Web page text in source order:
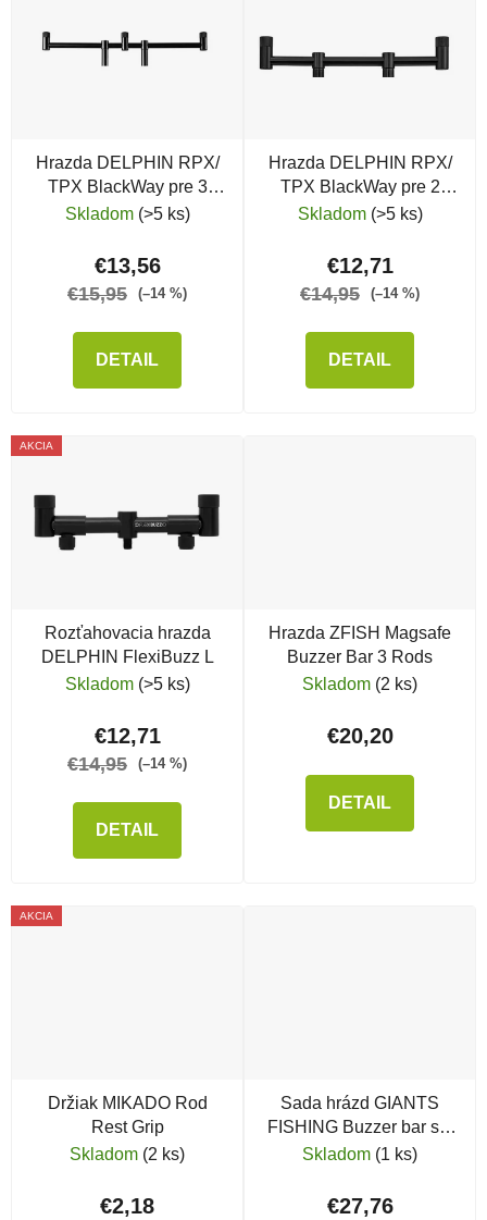
Hrazda DELPHIN RPX/
TPX BlackWay pre 3
prúty, 40 cm
Skladom (>5 ks)
€13,56
€15,95 (–14 %)
DETAIL
Hrazda DELPHIN RPX/
TPX BlackWay pre 2
prúty, 26 cm
Skladom (>5 ks)
€12,71
€14,95 (–14 %)
DETAIL
AKCIA
Rozťahovacia hrazda
DELPHIN FlexiBuzz L
Skladom (>5 ks)
€12,71
€14,95 (–14 %)
DETAIL
Hrazda ZFISH Magsafe
Buzzer Bar 3 Rods
Skladom (2 ks)
€20,20
DETAIL
AKCIA
Držiak MIKADO Rod
Rest Grip
Skladom (2 ks)
€2,18
Sada hrázd GIANTS
FISHING Buzzer bar set
2 rods black
Skladom (1 ks)
€27,76